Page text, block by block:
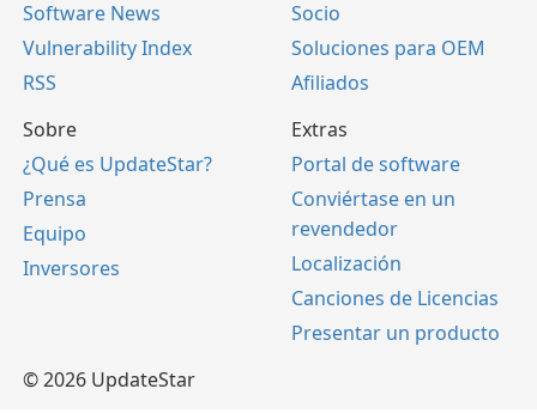
Software News
Vulnerability Index
RSS
Socio
Soluciones para OEM
Afiliados
Sobre
¿Qué es UpdateStar?
Prensa
Equipo
Inversores
Extras
Portal de software
Conviértase en un
revendedor
Localización
Canciones de Licencias
Presentar un producto
© 2026 UpdateStar